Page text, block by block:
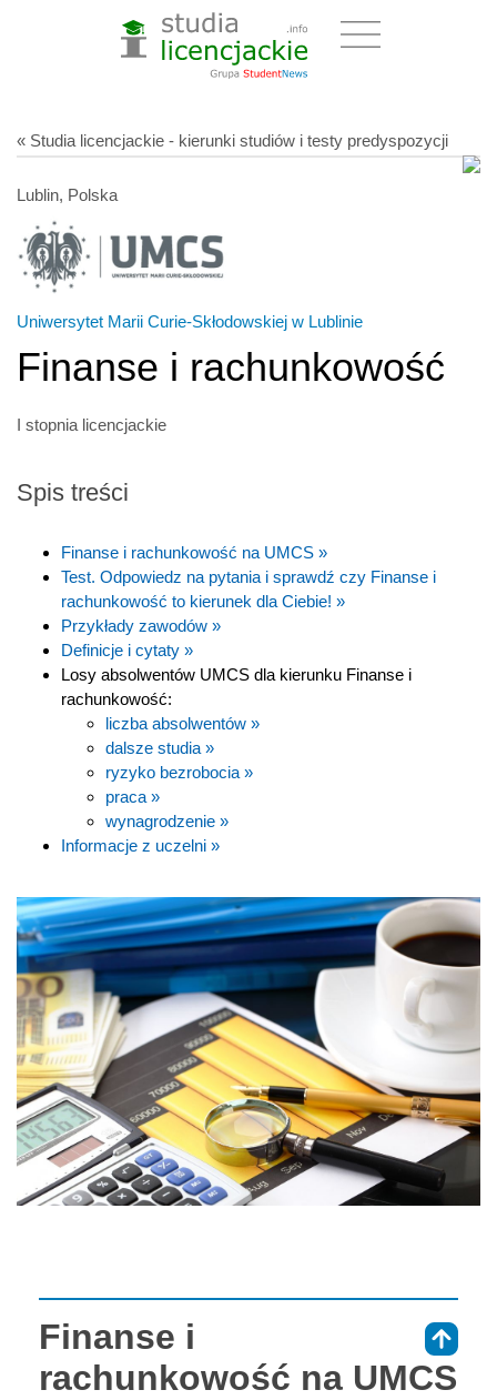
« Studia licencjackie - kierunki studiów i testy predyspozycji
Lublin, Polska
Uniwersytet Marii Curie-Skłodowskiej w Lublinie
Finanse i rachunkowość
I stopnia licencjackie
Spis treści
Finanse i rachunkowość na UMCS »
Test. Odpowiedz na pytania i sprawdź czy Finanse i
rachunkowość to kierunek dla Ciebie! »
Przykłady zawodów »
Definicje i cytaty »
Losy absolwentów UMCS dla kierunku Finanse i
rachunkowość:
liczba absolwentów »
dalsze studia »
ryzyko bezrobocia »
praca »
wynagrodzenie »
Informacje z uczelni »
Finanse i
rachunkowość na UMCS